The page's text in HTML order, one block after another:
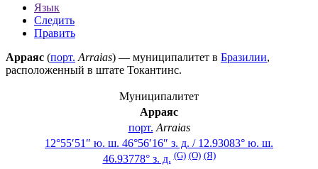
Язык
Следить
Править
Арраяс (порт. Arraias) — муниципалитет в Бразилии,
расположенный в штате Токантинс.
Муниципалитет
Арраяс
порт. Arraias
12°55′51″ ю. ш. 46°56′16″ з. д. / 12.93083° ю. ш.
46.93778° з. д. (G) (O) (Я)